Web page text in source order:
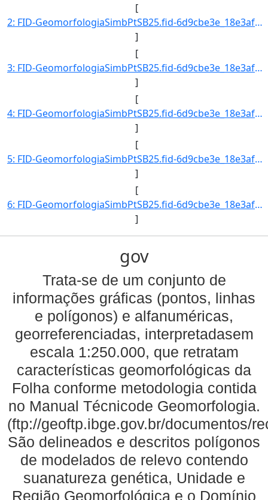
[
2: FID-GeomorfologiaSimbPtSB25.fid-6d9cbe3e_18e3af5da6c_29db-Folha-SB25-Codigo_Grupo_Genese-1-Nome_Grup]
]
[
3: FID-GeomorfologiaSimbPtSB25.fid-6d9cbe3e_18e3af5da6c_29dc-Folha-SB25-Codigo_Grupo_Genese-1-Nome_Grup]
]
[
4: FID-GeomorfologiaSimbPtSB25.fid-6d9cbe3e_18e3af5da6c_29dd-Folha-SB25-Codigo_Grupo_Genese-1-Nome_Grup]
]
[
5: FID-GeomorfologiaSimbPtSB25.fid-6d9cbe3e_18e3af5da6c_29de-Folha-SB25-Codigo_Grupo_Genese-1-Nome_Grup]
]
[
6: FID-GeomorfologiaSimbPtSB25.fid-6d9cbe3e_18e3af5da6c_29df-Folha-SB25-Codigo_Grupo_Genese-1-Nome_Grup]
]
gov
Trata-se de um conjunto de
informações gráficas (pontos, linhas
e polígonos) e alfanuméricas,
georreferenciadas, interpretadasem
escala 1:250.000, que retratam
características geomorfológicas da
Folha conforme metodologia contida
no Manual Técnicode Geomorfologia.
(ftp://geoftp.ibge.gov.br/documentos/
São delineados e descritos polígonos
de modelados de relevo contendo
suanatureza genética, Unidade e
Região Geomorfológica e o Domínio